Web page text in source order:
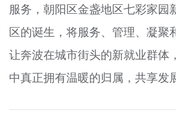
服务，朝阳区金盏地区七彩家园
区的诞生，将服务、管理、凝聚
让奔波在城市街头的新就业群体
中真正拥有温暖的归属，共享发